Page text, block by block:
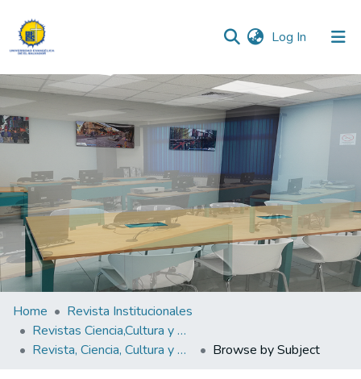
Log In (current)
Communities & Collections
All of DSpace
Home
Revista Institucionales
Revistas Ciencia,Cultura y Sociedad
Revista, Ciencia, Cultura y Sociedad Vol. 3 N°.2
Browse by Subject